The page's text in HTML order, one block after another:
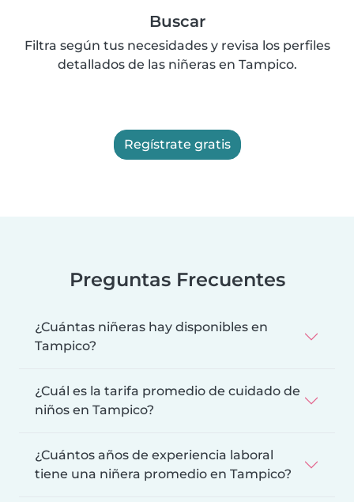
Buscar
Filtra según tus necesidades y revisa los perfiles
detallados de las niñeras en Tampico.
Regístrate gratis
Preguntas Frecuentes
¿Cuántas niñeras hay disponibles en
Tampico?
¿Cuál es la tarifa promedio de cuidado de
niños en Tampico?
¿Cuántos años de experiencia laboral
tiene una niñera promedio en Tampico?